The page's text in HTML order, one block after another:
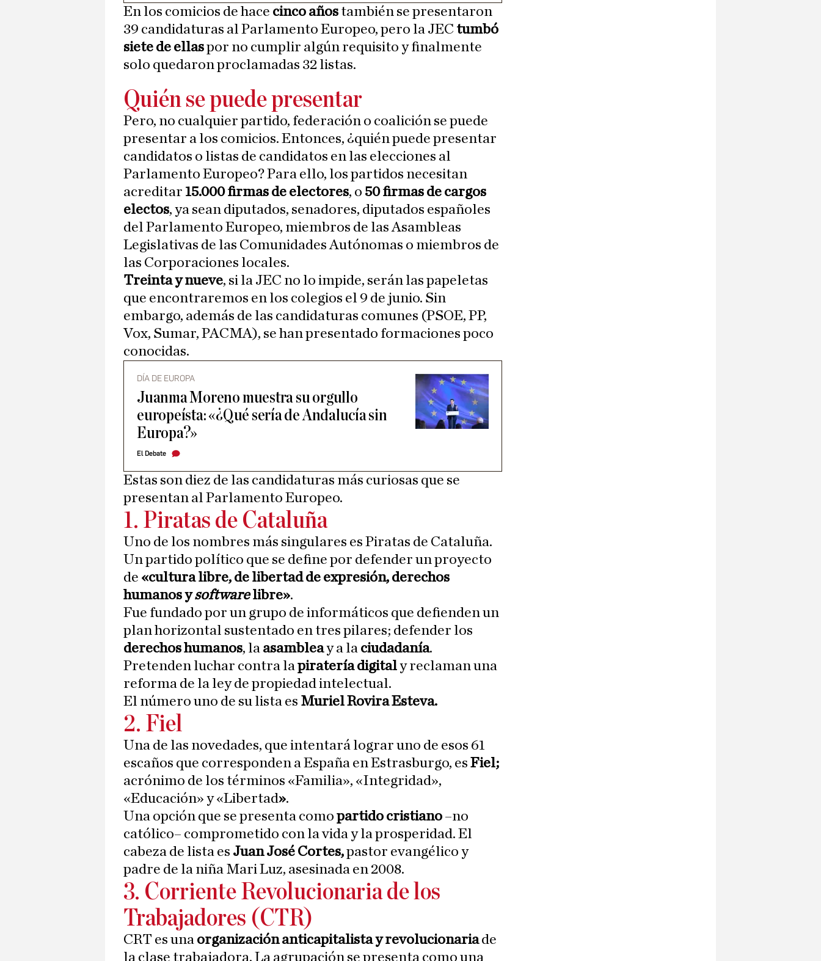
En los comicios de hace cinco años también se presentaron
39 candidaturas al Parlamento Europeo, pero la JEC tumbó
siete de ellaspor no cumplir algún requisito y finalmente
solo quedaron proclamadas 32 listas.
Quién se puede presentar
Pero, no cualquier partido, federación o coalición se puede
presentar a los comicios. Entonces, ¿quién puede presentar
candidatos o listas de candidatos en las elecciones al
Parlamento Europeo? Para ello, los partidos necesitan
acreditar 15.000 firmas de electores, o 50 firmas de cargos
electos, ya sean diputados, senadores, diputados españoles
del Parlamento Europeo, miembros de las Asambleas
Legislativas de las Comunidades Autónomas o miembros de
las Corporaciones locales.
Treinta y nueve, si la JEC no lo impide, serán las papeletas
que encontraremos en los colegios el 9 de junio. Sin
embargo, además de las candidaturas comunes (PSOE, PP,
Vox, Sumar, PACMA), se han presentado formaciones poco
conocidas.
DÍA DE EUROPA
Juanma Moreno muestra su orgullo
europeísta: «¿Qué sería de Andalucía sin
Europa?»
El Debate
Estas son diez de las candidaturas más curiosas que se
presentan al Parlamento Europeo.
1. Piratas de Cataluña
Uno de los nombres más singulares es Piratas de Cataluña.
Un partido político que se define por defender un proyecto
de «cultura libre, de libertad de expresión, derechos
humanos ysoftwarelibre».
Fue fundado por un grupo de informáticos que defienden un
plan horizontal sustentado en tres pilares; defender los
derechos humanos, la asambleay a la ciudadanía.
Pretenden luchar contra lapiratería digitaly reclaman una
reforma de la ley de propiedad intelectual.
El número uno de su lista es Muriel Rovira Esteva.
2. Fiel
Una de las novedades, que intentará lograr uno de esos 61
escaños que corresponden a España en Estrasburgo, es Fiel;
acrónimo de los términos «Familia», «Integridad»,
«Educación» y «Libertad».
Una opción que se presenta como partido cristiano –no
católico– comprometido con la vida y la prosperidad. El
cabeza de lista es Juan José Cortes,pastor evangélico y
padre de la niña Mari Luz, asesinada en 2008.
3. Corriente Revolucionaria de los
Trabajadores (CTR)
CRT es una organización anticapitalista y revolucionariade
la clase trabajadora. La agrupación se presenta como una